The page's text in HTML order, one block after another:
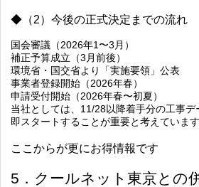
◆（2）今後の正式決定までの流れ
国会審議（2026年1〜3月）
補正予算成立（3月前後）
環境省・国交省より「実施要領」公表
事業者登録開始（2026年春）
申請受付開始（2026年春〜初夏）
当社としては、 11/28以降着手分の工事
即スタートすることが重要と考えています
ここからが更にお得情報です
5．クールネット東京との